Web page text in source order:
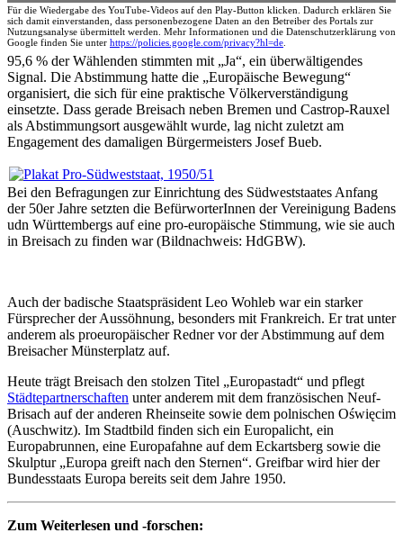
Für die Wiedergabe des YouTube-Videos auf den Play-Button klicken. Dadurch erklären Sie
sich damit einverstanden, dass personenbezogene Daten an den Betreiber des Portals zur
Nutzungsanalyse übermittelt werden. Mehr Informationen und die Datenschutzerklärung von
Google finden Sie unter https://policies.google.com/privacy?hl=de
95,6 % der Wählenden stimmten mit „Ja“, ein überwältigendes
Signal. Die Abstimmung hatte die „Europäische Bewegung“
organisiert, die sich für eine praktische Völkerverständigung
einsetzte. Dass gerade Breisach neben Bremen und Castrop-Rauxel
als Abstimmungsort ausgewählt wurde, lag nicht zuletzt am
Engagement des damaligen Bürgermeisters Josef Bueb.
Bei den Befragungen zur Einrichtung des Südweststaates Anfang
der 50er Jahre setzten die BefürworterInnen der Vereinigung Badens
udn Württembergs auf eine pro-europäische Stimmung, wie sie auch
in Breisach zu finden war (Bildnachweis: HdGBW).
Auch der badische Staatspräsident Leo Wohleb war ein starker
Fürsprecher der Aussöhnung, besonders mit Frankreich. Er trat unter
anderem als proeuropäischer Redner vor der Abstimmung auf dem
Breisacher Münsterplatz auf.
Heute trägt Breisach den stolzen Titel „Europastadt“ und pflegt
Städtepartnerschaften unter anderem mit dem französischen Neuf-
Brisach auf der anderen Rheinseite sowie dem polnischen Oświęcim
(Auschwitz). Im Stadtbild finden sich ein Europalicht, ein
Europabrunnen, eine Europafahne auf dem Eckartsberg sowie die
Skulptur „Europa greift nach den Sternen“. Greifbar wird hier der
Bundesstaats Europa bereits seit dem Jahre 1950.
Zum Weiterlesen und -forschen: